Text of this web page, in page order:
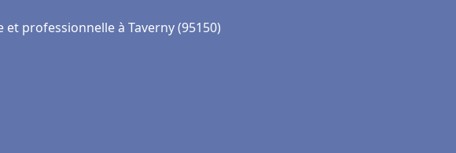
professionnelle à Taverny (95150)